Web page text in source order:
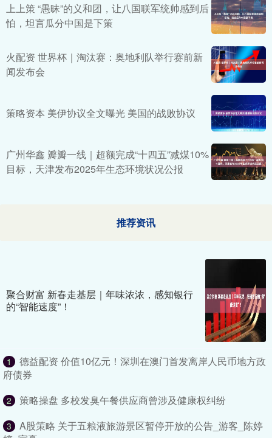
上上策 “愚昧”的义和团，让八国联军统帅感到后
怕，坦言瓜分中国是下策
火配资 世界杯｜淘汰赛：奥地利队举行赛前新
闻发布会
策略资本 美伊协议全文曝光 美国的战败协议
广州华鑫 瓣瓣一线｜超额完成“十四五”减煤10%
目标，天津发布2025年生态环境状况公报
推荐资讯
聚合财富 新春走基层｜年味浓浓，感知银行
的“智能速度”！
1
德益配资 价值10亿元！深圳在澳门首发离岸人民币地方政
府债券
2 策略操盘 多校发臭午餐供应商曾涉及健康权纠纷
3
A股策略 关于五粮液旅游景区暂停开放的公告_游客_陈婷